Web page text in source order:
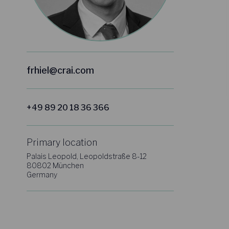
frhiel@crai.com
+49 89 20 18 36 366
Primary location
Palais Leopold, Leopoldstraße 8-12
80802 München
Germany